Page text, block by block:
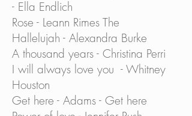
- Ella Endlich
Rose - Leann Rimes The
Hallelujah - Alexandra Burke
A thousand years - Christina Perri
I will always love you - Whitney
Houston
Get here - Adams - Get here